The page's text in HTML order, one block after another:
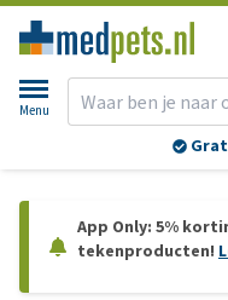
Menu
Voor
App Only: 5%
tekenproducten!